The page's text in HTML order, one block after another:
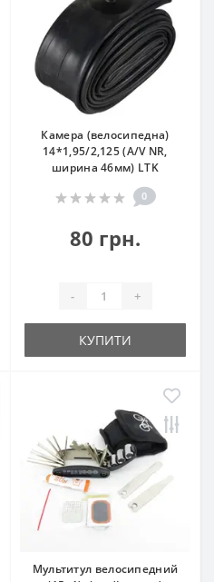
Камера (велосипедна)
14*1,95/2,125 (A/V NR,
ширина 46мм) LTK
0
80 грн.
- +
КУПИТИ
Мультитул велосипедний